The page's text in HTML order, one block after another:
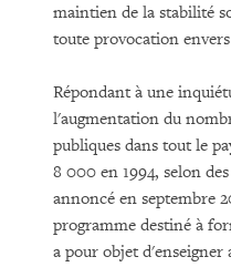
maintien de la stabilité
toute provocation
Répondant à une
l'augmentation du
publiques dans tout le
8 000 en 1994, selon
annoncé en septembre
programme destiné à
a pour objet